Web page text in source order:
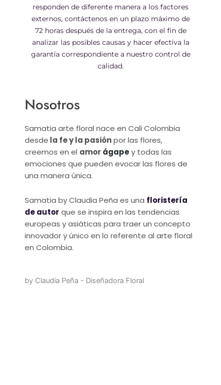
responden de diferente manera a los factores
externos, contáctenos en un plazo máximo de
72 horas después de la entrega, con el fin de
analizar las posibles causas y hacer efectiva la
garantía correspondiente a nuestro control de
calidad.
Nosotros
Samatia arte floral nace en Cali Colombia
desde la fe y la pasiónpor las flores,
creemos en el amor ágapey todas las
emociones que pueden evocar las flores de
una manera única.
Samatia by Claudia Peña es una floristería
de autor que se inspira en las tendencias
europeas y asiáticas para traer un concepto
innovador y único en lo referente al arte floral
en Colombia.
by Claudia Peña - Diseñadora Floral